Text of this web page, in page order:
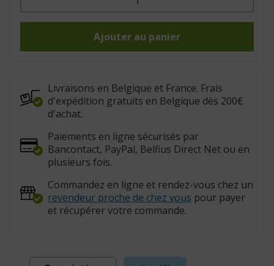
Siège
support
:
821051)
Ajouter au panier
Livraisons en Belgique et France. Frais
d'expédition gratuits en Belgique dès 200€
d'achat.
Paiements en ligne sécurisés par
Bancontact, PayPal, Belfius Direct Net ou en
plusieurs fois.
Commandez en ligne et rendez-vous chez un
revendeur proche de chez vous pour payer
et récupérer votre commande.